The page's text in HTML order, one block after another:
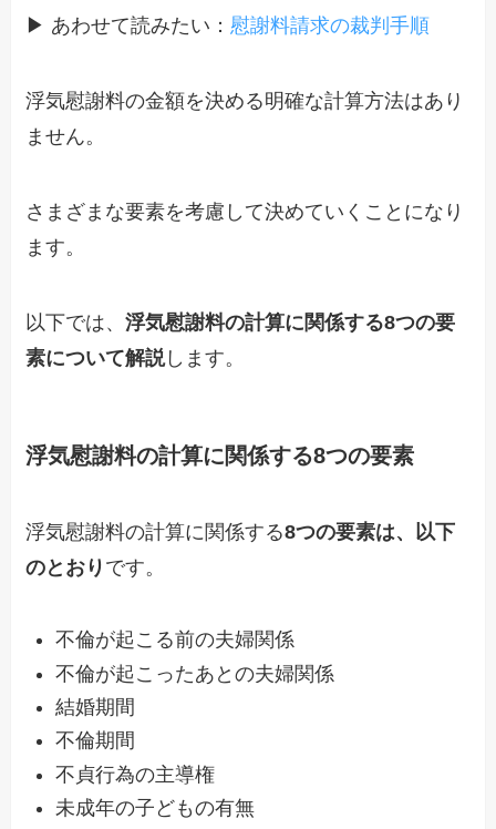
▶ あわせて読みたい： 慰謝料請求の裁判手順
浮気慰謝料の金額を決める明確な計算方法はあり
ません。
さまざまな要素を考慮して決めていくことになり
ます。
以下では、浮気慰謝料の計算に関係する8つの要
素について解説します。
浮気慰謝料の計算に関係する8つの要素
浮気慰謝料の計算に関係する8つの要素は、以下
のとおり です。
不倫が起こる前の夫婦関係
不倫が起こったあとの夫婦関係
結婚期間
不倫期間
不貞行為の主導権
未成年の子どもの有無